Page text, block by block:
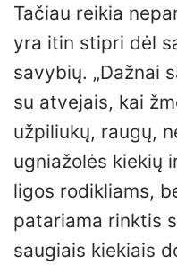
Tačiau reikia
yra itin stipri dėl
savybių. „Dažnai
su atvejais, kai
užpiliukų, raugų,
ugniažolės kiekių
ligos rodikliams,
patariama rinktis
saugiais kiekiais